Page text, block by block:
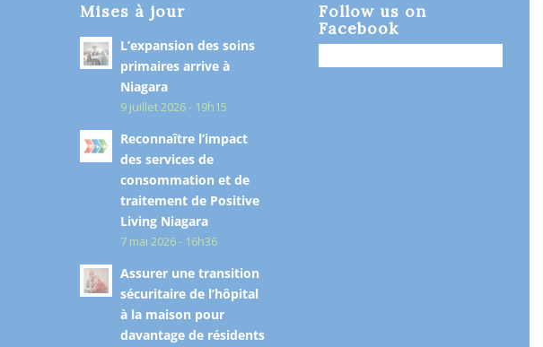
Mises à jour
L’expansion des soins
primaires arrive à
Niagara
9 juillet 2026 - 19h15
Reconnaître l’impact
des services de
consommation et de
traitement de Positive
Living Niagara
7 mai 2026 - 16h36
Assurer une transition
sécuritaire de l’hôpital
à la maison pour
davantage de résidents
Follow us on
Facebook